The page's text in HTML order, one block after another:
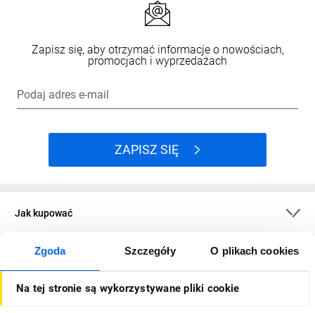
Zgoda Szczegóły O plikach cookies
Na tej stronie są wykorzystywane pliki cookie
Zapisz się, aby otrzymać informacje o nowościach,
promocjach i wyprzedażach
Podaj adres e-mail
ZAPISZ SIĘ
Jak kupować
O firmie